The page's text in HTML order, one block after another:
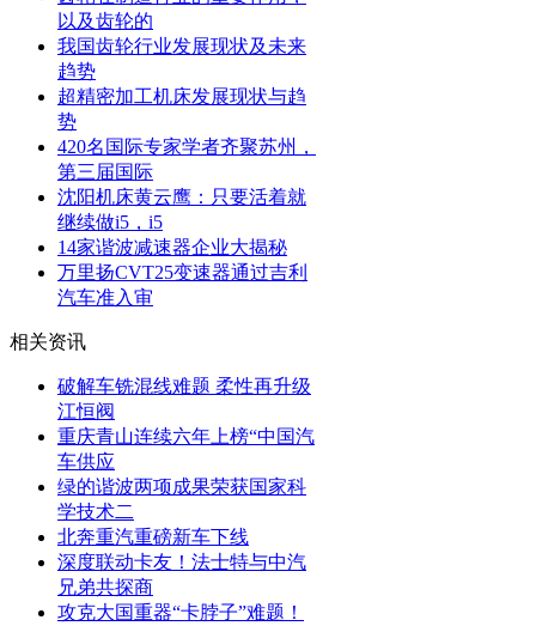
以及齿轮的
我国齿轮行业发展现状及未来
趋势
超精密加工机床发展现状与趋
势
420名国际专家学者齐聚苏州，
第三届国际
沈阳机床黄云鹰：只要活着就
继续做i5，i5
14家谐波减速器企业大揭秘
万里扬CVT25变速器通过吉利
汽车准入审
相关资讯
破解车铣混线难题 柔性再升级
江恒阀
重庆青山连续六年上榜“中国汽
车供应
绿的谐波两项成果荣获国家科
学技术二
北奔重汽重磅新车下线
深度联动卡友！法士特与中汽
兄弟共探商
攻克大国重器“卡脖子”难题！